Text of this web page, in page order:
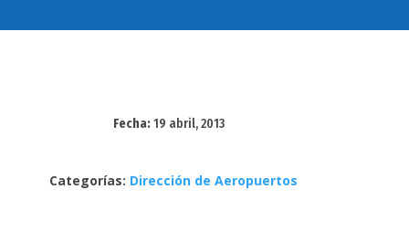
Fecha:19 abril, 2013
Categorías: Dirección de Aeropuertos